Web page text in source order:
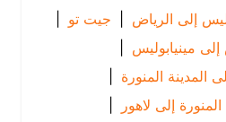
الرياض
| جيت تو |
|
المنورة |
إلى لاهور |